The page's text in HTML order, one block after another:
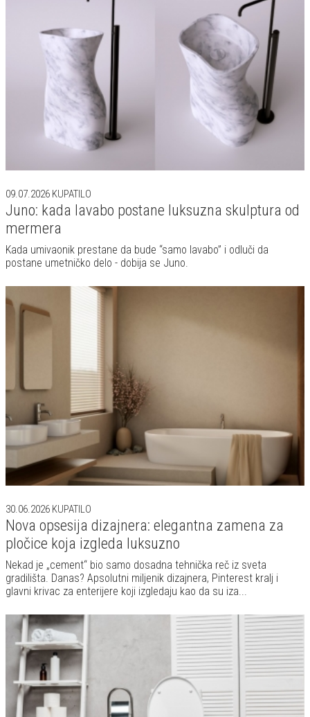
09.07.2026 KUPATILO
Juno: kada lavabo postane luksuzna skulptura od
mermera
Kada umivaonik prestane da bude “samo lavabo” i odluči da
postane umetničko delo - dobija se Juno.
30.06.2026 KUPATILO
Nova opsesija dizajnera: elegantna zamena za
pločice koja izgleda luksuzno
Nekad je „cement“ bio samo dosadna tehnička reč iz sveta
gradilišta. Danas? Apsolutni miljenik dizajnera, Pinterest kralj i
glavni krivac za enterijere koji izgledaju kao da su iza...